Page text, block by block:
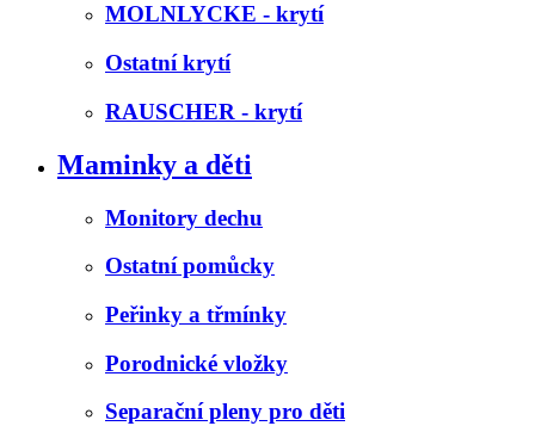
MOLNLYCKE - krytí
Ostatní krytí
RAUSCHER - krytí
Maminky a děti
Monitory dechu
Ostatní pomůcky
Peřinky a třmínky
Porodnické vložky
Separační pleny pro děti